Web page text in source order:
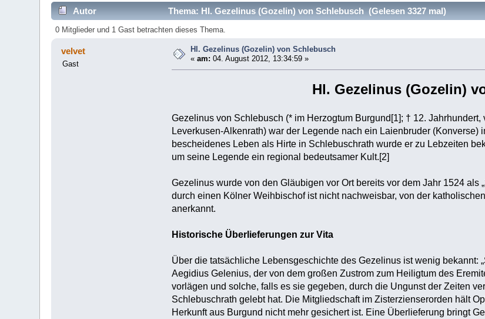
Autor Thema: Hl. Gezelinus (Gozelin) von Schlebusch (Gelesen 3327 mal)
0 Mitglieder und 1 Gast betrachten dieses Thema.
velvet
Gast
Hl. Gezelinus (Gozelin) von Schlebusch
«am: 04. August 2012, 13:34:59 »
Hl. Gezelinus (Gozelin)
Gezelinus von Schlebusch (* im Herzogtum Burgund[1]; † 12.
Leverkusen-Alkenrath) war der Legende nach ein Laienbruder (Konverse)
bescheidenes Leben als Hirte in Schlebuschrath wurde er zu Lebzeiten
um seine Legende ein regional bedeutsamer Kult.[2]
Gezelinus wurde von den Gläubigen vor Ort bereits vor dem Jahr 1524 als
durch einen Kölner Weihbischof ist nicht nachweisbar, von der
anerkannt.
Historische Überlieferungen zur Vita
Über die tatsächliche Lebensgeschichte des Gezelinus ist wenig bekannt:
Aegidius Gelenius, der von dem großen Zustrom zum Heiligtum des
vorlägen und solche, falls es sie gegeben, durch die Ungunst der Zeiten
Schlebuschrath gelebt hat. Die Mitgliedschaft im Zisterzienserorden hält
Herkunft aus Burgund nicht mehr gesichert ist. Eine Überlieferung bringt